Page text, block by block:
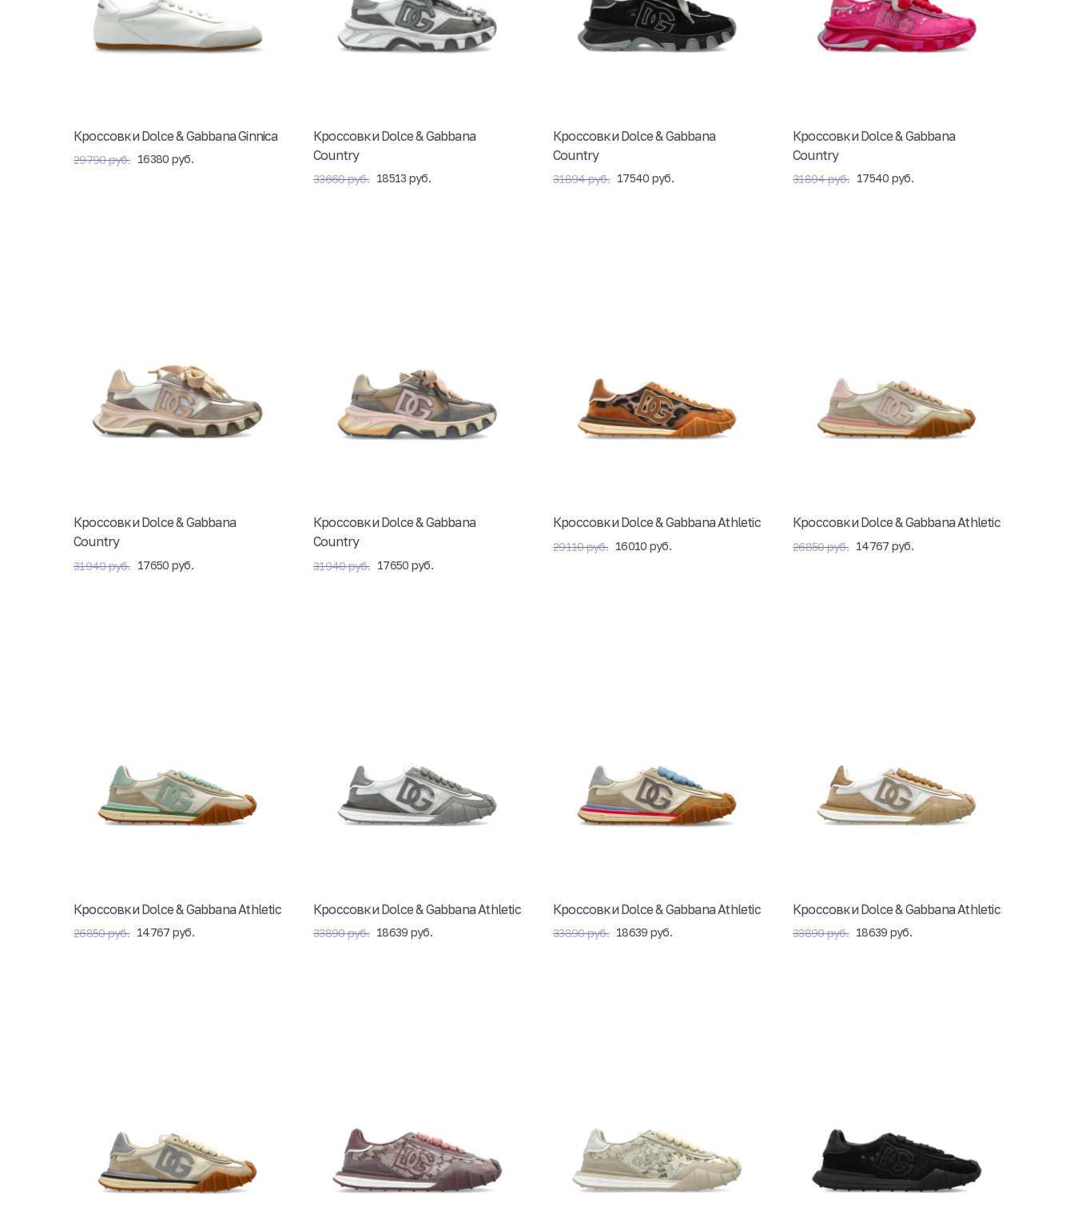
Кроссовки Dolce & Gabbana Ginnica
29790 руб. 16380 руб.
Кроссовки Dolce & Gabbana
Country
33660 руб. 18513 руб.
Кроссовки Dolce & Gabbana
Country
31894 руб. 17540 руб.
Кроссовки Dolce & Gabbana
Country
31894 руб. 17540 руб.
Кроссовки Dolce & Gabbana
Country
31940 руб. 17650 руб.
Кроссовки Dolce & Gabbana
Country
31940 руб. 17650 руб.
Кроссовки Dolce & Gabbana Athletic
29110 руб. 16010 руб.
Кроссовки Dolce & Gabbana Athletic
26850 руб. 14767 руб.
Кроссовки Dolce & Gabbana Athletic
26850 руб. 14767 руб.
Кроссовки Dolce & Gabbana Athletic
33890 руб. 18639 руб.
Кроссовки Dolce & Gabbana Athletic
33890 руб. 18639 руб.
Кроссовки Dolce & Gabbana Athletic
33890 руб. 18639 руб.